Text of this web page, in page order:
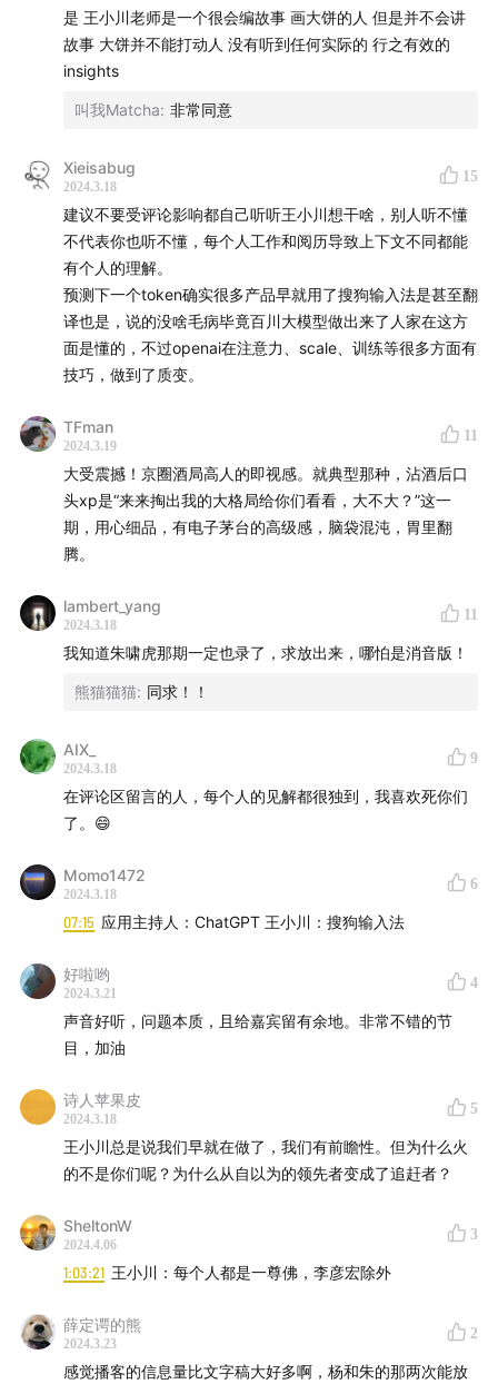
不出来车
51:40百川为什么既做to C又做to B？什么to B是做的、
什么是不做的？
53:05什么是百川能做OpenAI不能做的？什么是百川能
56:12搜狗的经验对大模型创业的帮助、和它的不同，
搜索是包袱吗？
58:18曾经在百度的阴影下、搜狗的绝境中如何突围
（我们2011年遗憾错过了推荐）
01:00:55 被边缘化的经历与对个人的影响
01:03:18低估技术和仰望技术都是不好的状态
01:04:15 对2024年、2025年的预期：技术和瓶颈
01:16:16技术同事想做Sora，被我摁死在这了
01:19:56
GPT的惯性
《2024 AI 三部曲》合集：
《朱啸虎讲了一个中国现实主义AIGC故事》
《王小川想提出中国AGI第三种可能性》
【更多信息】
联络我们：微博@张小珺-Benita
更多信息欢迎关注公众号：张小珺
是 王小川老师是一个很会编故事 画大饼的人 但是并不会讲
故事 大饼并不能打动人 没有听到任何实际的 行之有效的
insights
叫我Matcha: 非常同意
Xieisabug
2024.3.18
15
建议不要受评论影响都自己听听王小川想干啥，别人听不懂
不代表你也听不懂，每个人工作和阅历导致上下文不同都能
有个人的理解。
预测下一个token确实很多产品早就用了搜狗输入法是甚至翻
译也是，说的没啥毛病毕竟百川大模型做出来了人家在这方
面是懂的，不过openai在注意力、scale、训练等很多方面有
技巧，做到了质变。
TFman
2024.3.19
11
大受震撼！京圈酒局高人的即视感。就典型那种，沾酒后口
头xp是“来来掏出我的大格局给你们看看，大不大？”这一
期，用心细品，有电子茅台的高级感，脑袋混沌，胃里翻
腾。
lambert_yang
2024.3.18
11
我知道朱啸虎那期一定也录了，求放出来，哪怕是消音版！
熊猫猫猫: 同求！！
AIX_
2024.3.18
9
在评论区留言的人，每个人的见解都很独到，我喜欢死你们
了。😄
Momo1472
2024.3.18
6
07:15 应用主持人：ChatGPT 王小川：搜狗输入法
好啦哟
2024.3.21
4
声音好听，问题本质，且给嘉宾留有余地。非常不错的节
目，加油
诗人苹果皮
2024.3.18
5
王小川总是说我们早就在做了，我们有前瞻性。但为什么火
的不是你们呢？为什么从自以为的领先者变成了追赶者？
SheltonW
2024.4.06
3
1:03:21 王小川：每个人都是一尊佛，李彦宏除外
薛定谔的熊
2024.3.23
2
感觉播客的信息量比文字稿大好多啊，杨和朱的那两次能放